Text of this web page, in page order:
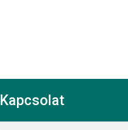
Kapcsolat